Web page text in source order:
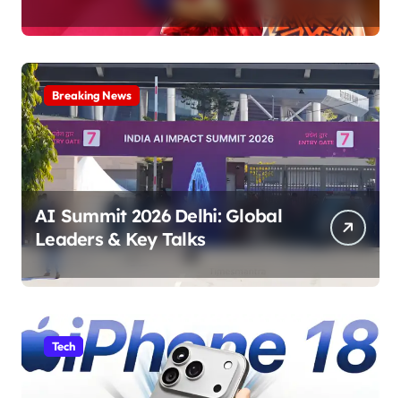
Breaking News
AI Summit 2026 Delhi: Global
Leaders & Key Talks
Tech